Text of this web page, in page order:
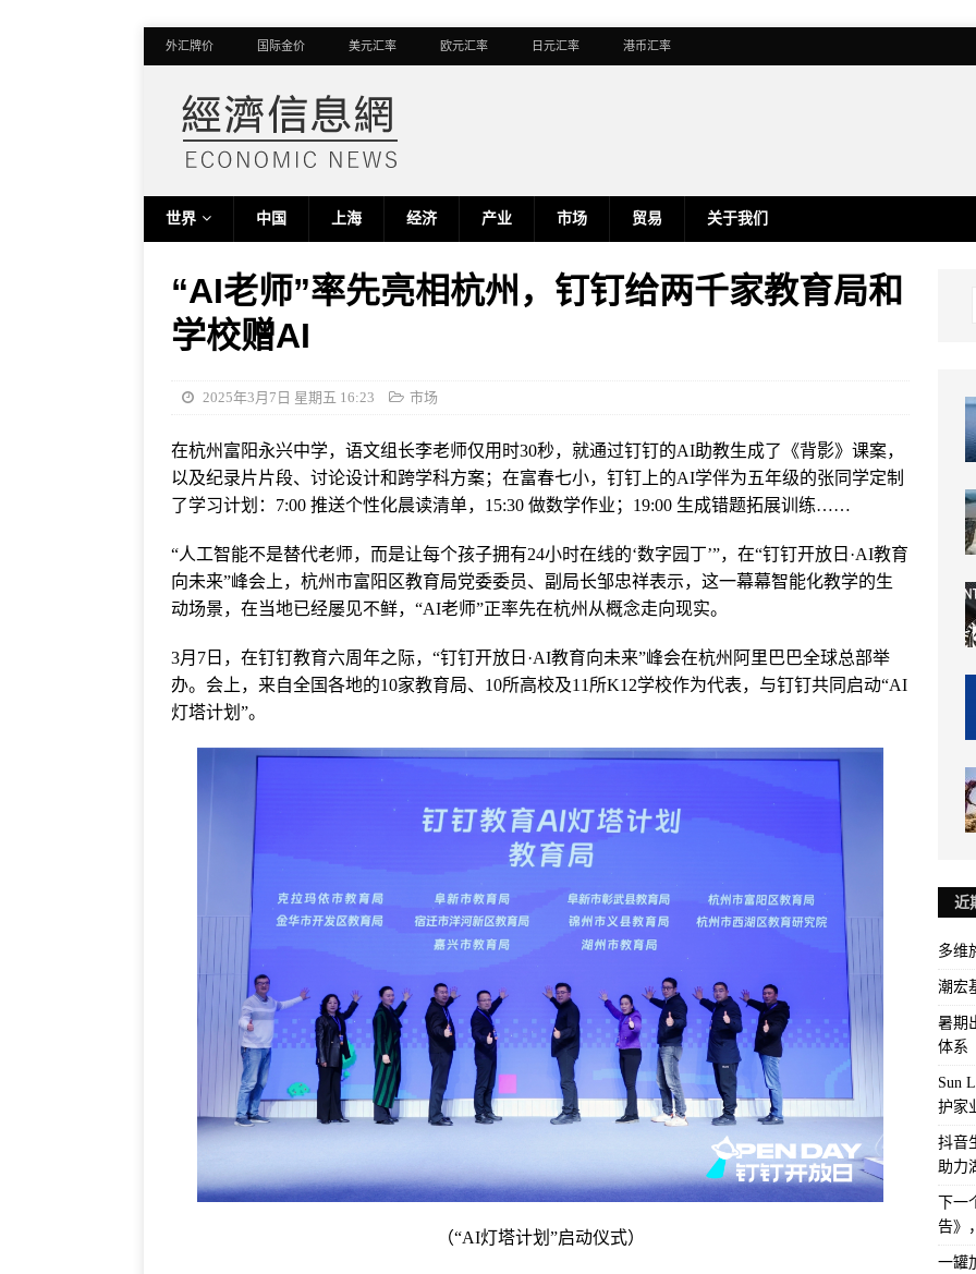
外汇牌价 国际金价 美元汇率 欧元汇率 日元汇率 港币汇率
世界 中国 上海 经济 产业 市场 贸易 关于我们
“AI老师”率先亮相杭州，钉钉给两千家教育局和
学校赠AI
2025年3月7日 星期五 16:23 市场
在杭州富阳永兴中学，语文组长李老师仅用时30秒，就通过钉钉的AI助教生成了《背影》课案，
以及纪录片片段、讨论设计和跨学科方案；在富春七小，钉钉上的AI学伴为五年级的张同学定制
了学习计划：7:00 推送个性化晨读清单，15:30 做数学作业；19:00 生成错题拓展训练……
“人工智能不是替代老师，而是让每个孩子拥有24小时在线的‘数字园丁’”，在“钉钉开放日·AI教育
向未来”峰会上，杭州市富阳区教育局党委委员、副局长邹忠祥表示，这一幕幕智能化教学的生
动场景，在当地已经屡见不鲜，“AI老师”正率先在杭州从概念走向现实。
3月7日，在钉钉教育六周年之际，“钉钉开放日·AI教育向未来”峰会在杭州阿里巴巴全球总部举
办。会上，来自全国各地的10家教育局、10所高校及11所K12学校作为代表，与钉钉共同启动“AI
灯塔计划”。
（“AI灯塔计划”启动仪式）
近
多维
潮宏
暑期
体系
Sun
护家
抖音
助力
下一
告》
一罐